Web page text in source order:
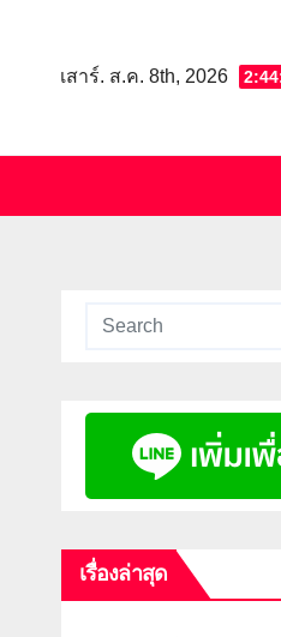
เสาร์. ส.ค. 8th, 2026
เรื่องล่าสุด